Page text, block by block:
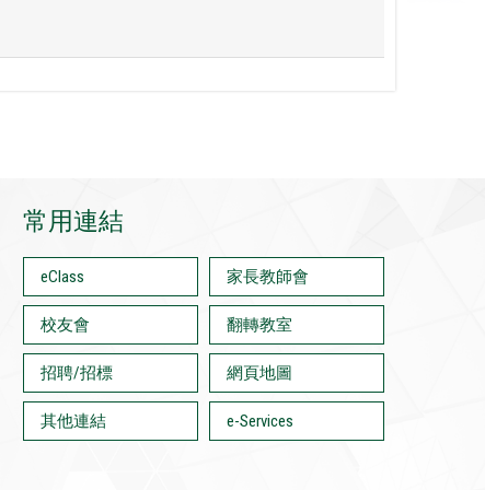
常用連結
eClass 家長教師會
校友會 翻轉教室
招聘/招標 網頁地圖
其他連結 e-Services